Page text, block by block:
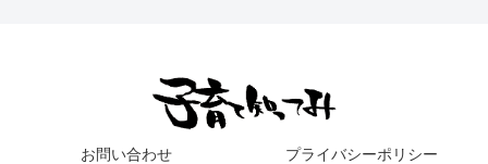
お問い合わせ
プライバシーポリシー